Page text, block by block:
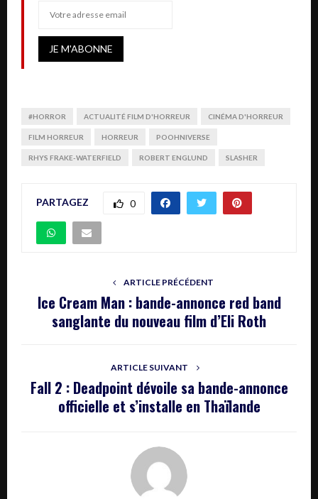
#HORROR ACTUALITÉ FILM D'HORREUR CINÉMA D'HORREUR
FILM HORREUR HORREUR POOHNIVERSE
RHYS FRAKE-WATERFIELD ROBERT ENGLUND SLASHER
PARTAGEZ 0
ARTICLE PRÉCÉDENT
Ice Cream Man : bande-annonce red band
sanglante du nouveau film d’Eli Roth
ARTICLE SUIVANT
Fall 2 : Deadpoint dévoile sa bande-annonce
officielle et s’installe en Thaïlande